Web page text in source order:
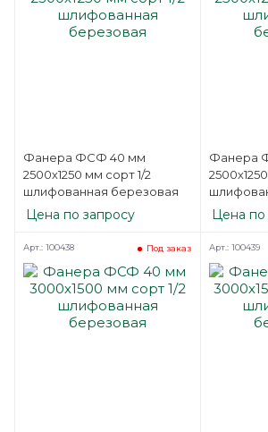
Фанера ФСФ 40 мм
2500х1250 мм сорт 1/2
шлифованная березовая
Цена по запросу
Фанера
Цена по
Под заказ
Арт.: 100438 Арт.: 100439